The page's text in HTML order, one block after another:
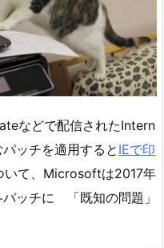
などで配信されたIntern
ッチを適用すると IEで印
いて、Microsoftは2017年
ッチに 「既知の問題」